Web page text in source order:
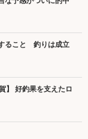
ること 釣りは成立
】 好釣果を支えたロ